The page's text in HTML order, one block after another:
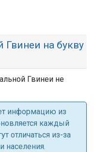
Гвинеи на букву
Гвинеи не
информацию из
каждый
отличаться из-за
населения.